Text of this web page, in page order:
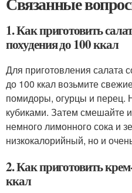
1. Как приготовить
похудения до 100 ккал
Для приготовления салата
до 100 ккал возьмите
помидоры, огурцы и перец.
кубиками. Затем смешайте
немного лимонного сока и
низкокалорийный, но и
2. Как приготовить
ккал